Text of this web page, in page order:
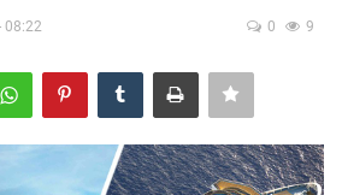
08:22 0 9